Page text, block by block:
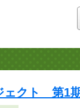
ェクト 第1